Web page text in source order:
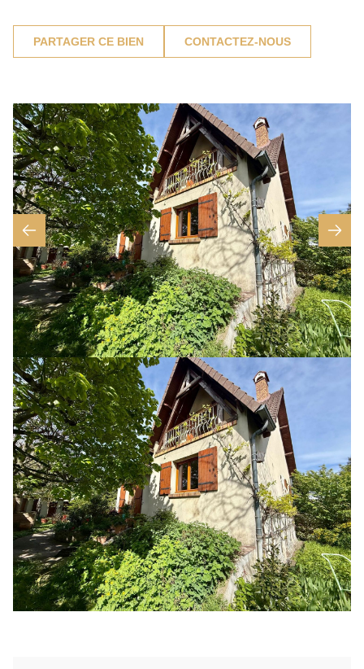
PARTAGER CE BIEN CONTACTEZ-NOUS